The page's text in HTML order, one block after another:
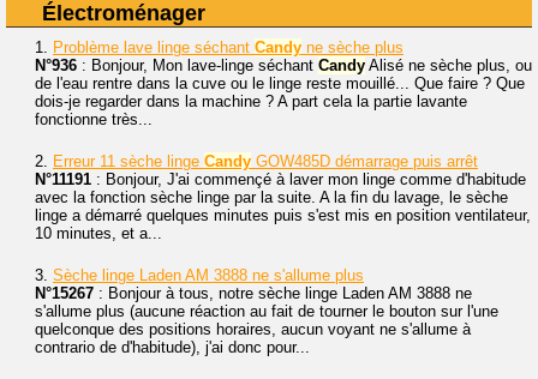
Électroménager
1. Problème lave linge séchant Candy ne sèche plus
N°936 : Bonjour, Mon lave-linge séchant Candy Alisé ne sèche plus, ou
de l'eau rentre dans la cuve ou le linge reste mouillé... Que faire ? Que
dois-je regarder dans la machine ? A part cela la partie lavante
fonctionne très...
2. Erreur 11 sèche linge Candy GOW485D démarrage puis arrêt
N°11191 : Bonjour, J'ai commençé à laver mon linge comme d'habitude
avec la fonction sèche linge par la suite. A la fin du lavage, le sèche
linge a démarré quelques minutes puis s'est mis en position ventilateur,
10 minutes, et a...
3. Sèche linge Laden AM 3888 ne s'allume plus
N°15267 : Bonjour à tous, notre sèche linge Laden AM 3888 ne
s'allume plus (aucune réaction au fait de tourner le bouton sur l'une
quelconque des positions horaires, aucun voyant ne s'allume à
contrario de d'habitude), j'ai donc pour...